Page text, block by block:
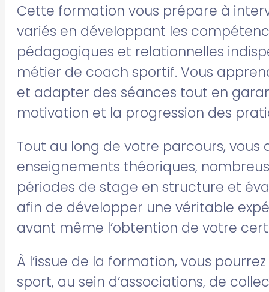
Cette formation vous prépare à
variés en développant les
pédagogiques et relationnelles
métier de coach sportif. Vous
et adapter des séances tout en
motivation et la progression des
Tout au long de votre parcours, vous
enseignements théoriques,
périodes de stage en structure et
afin de développer une véritable
avant même l’obtention de votre
À l’issue de la formation, vous
sport, au sein d’associations, de